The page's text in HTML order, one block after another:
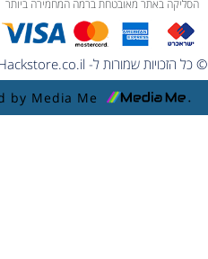
הסליקה באתר מאובטחת ברמה המחמירה ביותר
© כל הזכויות שמורות ל- Hackstore.co.il
by Media Me